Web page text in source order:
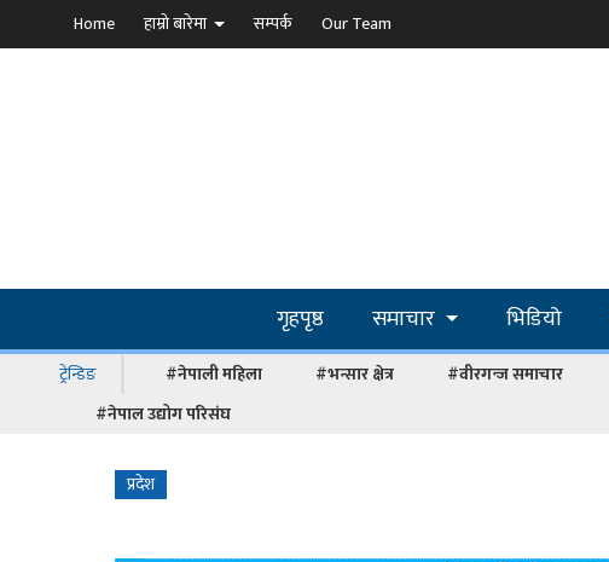
Home हाम्रो बारेमा सम्पर्क Our Team
गृहपृष्ठ समाचार भिडियो
ट्रेन्डिङ #नेपाली महिला #भन्सार क्षेत्र #वीरगन्ज समाचार
#नेपाल उद्योग परिसंघ
प्रदेश